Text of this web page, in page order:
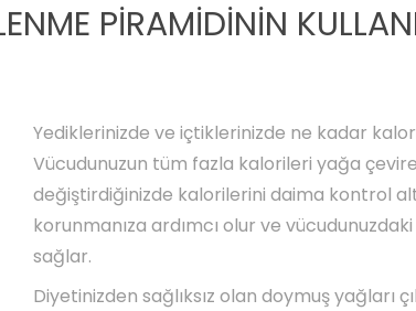
PİRAMİDİNİN
Yediklerinizde ve içtiklerinizde ne kadar
Vücudunuzun tüm fazla kalorileri yağa
değiştirdiğinizde kalorilerini daima kontrol
korunmanıza ardımcı olur ve
sağlar.
Diyetinizden sağlıksız olan doymuş yağları